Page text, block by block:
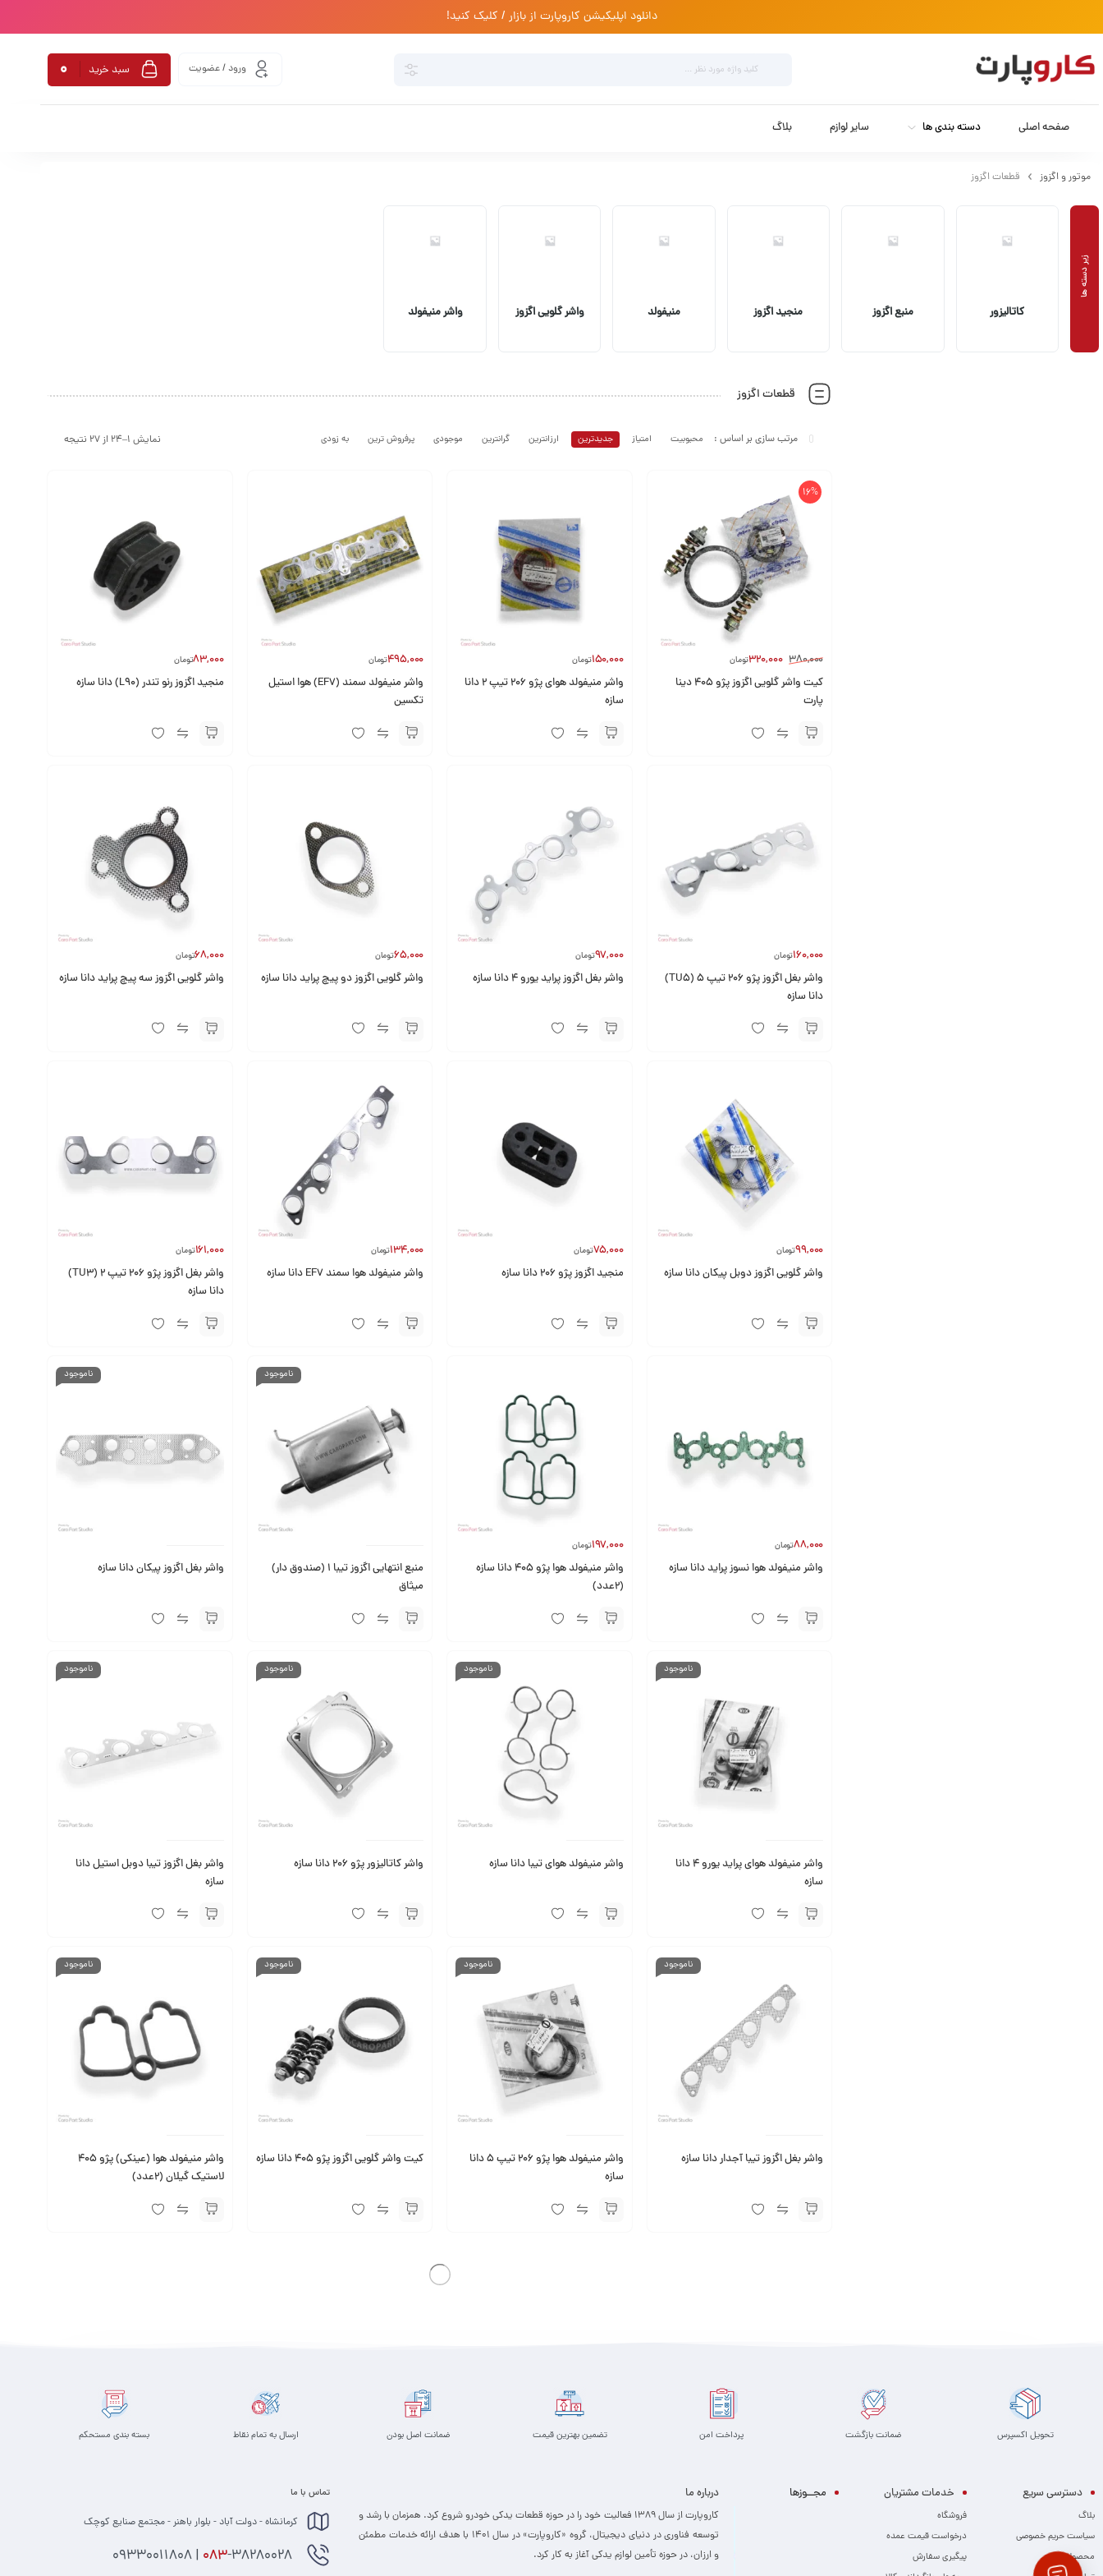
دانلود اپلیکیشن کاروپارت از بازار / کلیک کنید!
ورود / عضویت سبد خرید 0
صفحه اصلی دسته بندی ها سایر لوازم بلاگ
موتور و اگزوز قطعات اگزوز
کاتالیزور منبع اگزوز منجید اگزوز منیفولد واشر گلویی اگزوز واشر منیفولد
قطعات اگزوز
نمایش 1–24 از 27 نتیجه محبوبیت امتیاز جدیدترین ارزانترین گرانترین موجودی پرفروش ترین به زودی
16%
380,000
320,000تومان
کیت واشر گلویی اگزوز پژو 405 دینا
پارت
150,000تومان
واشر منیفولد هوای پژو 206 تیپ 2 دانا
سازه
495,000تومان
واشر منیفولد سمند (EF7) هوا استیل
تکسین
83,000تومان
منجید اگزوز رنو تندر (L90) دانا سازه
160,000تومان
واشر بغل اگزوز پژو 206 تیپ 5 (TU5)
دانا سازه
97,000تومان
واشر بغل اگزوز پراید یورو 4 دانا سازه
65,000تومان
واشر گلویی اگزوز دو پیچ پراید دانا سازه
68,000تومان
واشر گلویی اگزوز سه پیچ پراید دانا سازه
99,000تومان
واشر گلویی اگزوز دوبل پیکان دانا سازه
75,000تومان
منجید اگزوز پژو 206 دانا سازه
134,000تومان
واشر منیفولد هوا سمند EF7 دانا سازه
161,000تومان
واشر بغل اگزوز پژو 206 تیپ 2 (TU3)
دانا سازه
88,000تومان
واشر منیفولد هوا نسوز پراید دانا سازه
197,000تومان
واشر منیفولد هوا پژو 405 دانا سازه
(2عدد)
ناموجود
منبع انتهایی اگزوز تیبا 1 (صندوق دار)
میثاق
ناموجود
واشر بغل اگزوز پیکان دانا سازه
ناموجود
واشر منیفولد هوای پراید یورو 4 دانا
سازه
ناموجود
واشر منیفولد هوای تیبا دانا سازه
ناموجود
واشر کاتالیزور پژو 206 دانا سازه
ناموجود
واشر بغل اگزوز تیبا دوبل استیل دانا
سازه
ناموجود
واشر بغل اگزوز تیبا آجدار دانا سازه
ناموجود
واشر منیفولد هوا پژو 206 تیپ 5 دانا
سازه
ناموجود
کیت واشر گلویی اگزوز پژو 405 دانا سازه
ناموجود
واشر منیفولد هوا (عینکی) پژو 405
لاستیک گیلان (2عدد)
تحویل اکسپرس ضمانت بازگشت پرداخت امن تضمین بهترین قیمت ضمانت اصل بودن ارسال به تمام نقاط بسته بندی مستحکم
دسترسی سریع
بلاگ
سیاست حریم خصوصی
محصولات
خدمات مشتریان
فروشگاه
درخواست قیمت عمده
پیگیری سفارش
مجــوزها درباره ما
کاروپارت از سال ۱۳۸۹ فعالیت خود را در حوزه قطعات یدکی خودرو شروع کرد. همزمان با رشد و
توسعه فناوری در دنیای دیجیتال، گروه «کاروپارت» در سال ۱۴۰۱ با هدف ارائه خدمات مطمئن
و ارزان، ­در حوزه تأمین لوازم یدکی آغاز به کار کرد.
تماس با ما
کرمانشاه - دولت آباد - بلوار باهنر - مجتمع صنایع کوچک
-38280028 | 09330011808